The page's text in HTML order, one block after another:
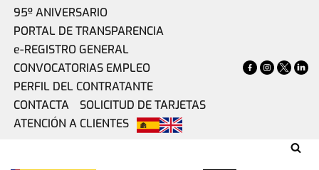
95º ANIVERSARIO
PORTAL DE TRANSPARENCIA
e-REGISTRO GENERAL
CONVOCATORIAS EMPLEO
PERFIL DEL CONTRATANTE
CONTACTA
SOLICITUD DE TARJETAS
ATENCIÓN A CLIENTES
Encuentro institucional entre la